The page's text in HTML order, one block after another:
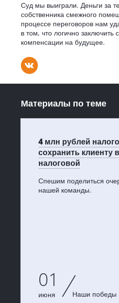
Суд мы выиграли. Деньги за
собственника смежного
процессе переговоров нам
в том, что логично заключить
компенсации на будущее.
Материалы по теме
4 млн рублей
сохранить клиенту
налоговой
Спешим поделиться
нашей команды.
01
июня Наши победы